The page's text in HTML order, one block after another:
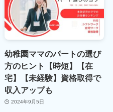
幼稚園ママのパートの選び
方のヒント【時短】【在
宅】【未経験】資格取得で
収入アップも
2024年9月5日